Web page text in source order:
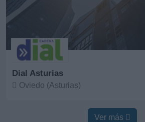
Dial Asturias
Oviedo (Asturias)
Ver más